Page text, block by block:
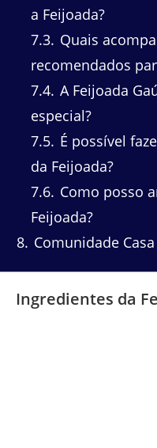
a Feijoada?
7.3 Quais
recomendados
7.4 A Feijoada
especial?
7.5 É possível
da Feijoada?
7.6 Como posso
Feijoada?
8 Comunidade
Ingredientes da